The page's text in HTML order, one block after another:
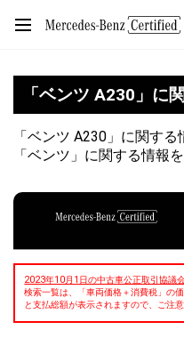
「ベンツ A230」に
「ベンツ A230」に関す
「ベンツ」に関する情報
2023年10月1日の中古車公正取引協議
検索一覧は、「車両価格＋消費税」の
と支払総額が表示されますので、ご注